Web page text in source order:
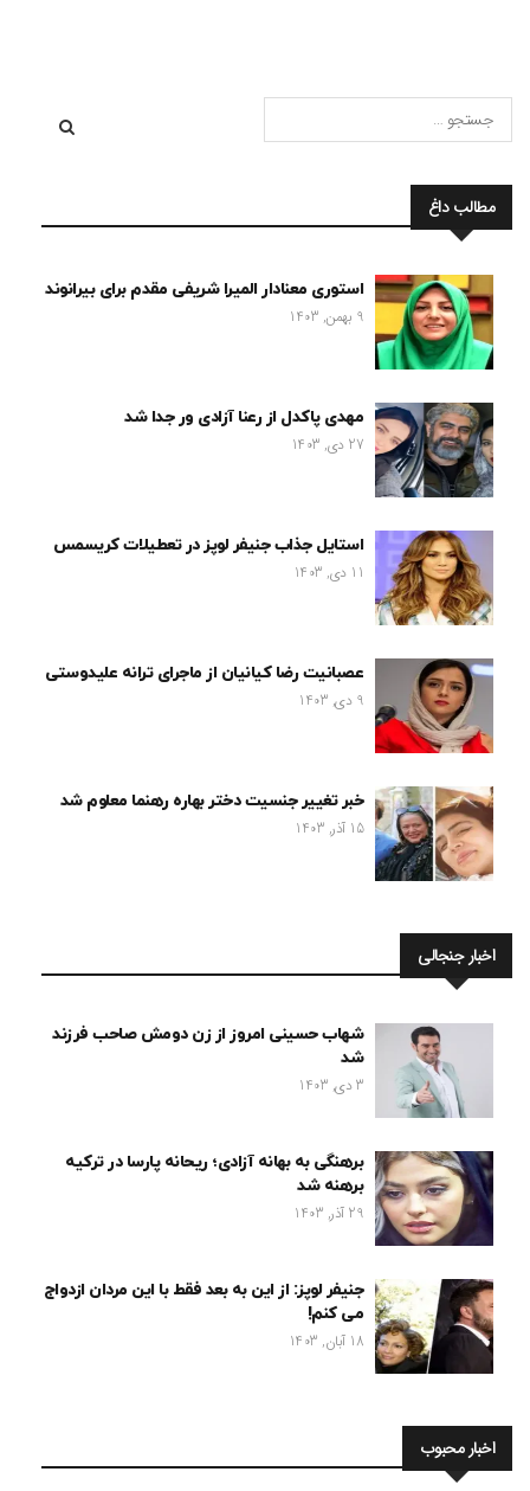
مطالب داغ
استوری معنادار المیرا شریفی مقدم برای بیرانوند
9 بهمن, 1403
مهدی پاکدل از رعنا آزادی ور جدا شد
27 دی, 1403
استایل جذاب جنیفر لوپز در تعطیلات کریسمس
11 دی, 1403
عصبانیت رضا کیانیان از ماجرای ترانه علیدوستی
9 دی, 1403
خبر تغییر جنسیت دختر بهاره رهنما معلوم شد
15 آذر, 1403
اخبار جنجالی
شهاب حسینی امروز از زن دومش صاحب فرزند
شد
3 دی, 1403
برهنگی به بهانه آزادی؛ ریحانه پارسا در ترکیه
برهنه شد
29 آذر, 1403
جنیفر لوپز: از این به بعد فقط با این مردان ازدواج
می کنم!
18 آبان, 1403
اخبار محبوب